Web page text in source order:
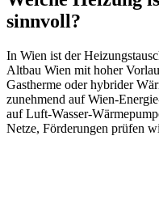
sinnvoll?
In Wien ist der
Altbau Wien mit hoher
Gastherme oder hybrider
zunehmend auf Wien-
auf Luft-Wasser-
Netze, Förderungen prüfen